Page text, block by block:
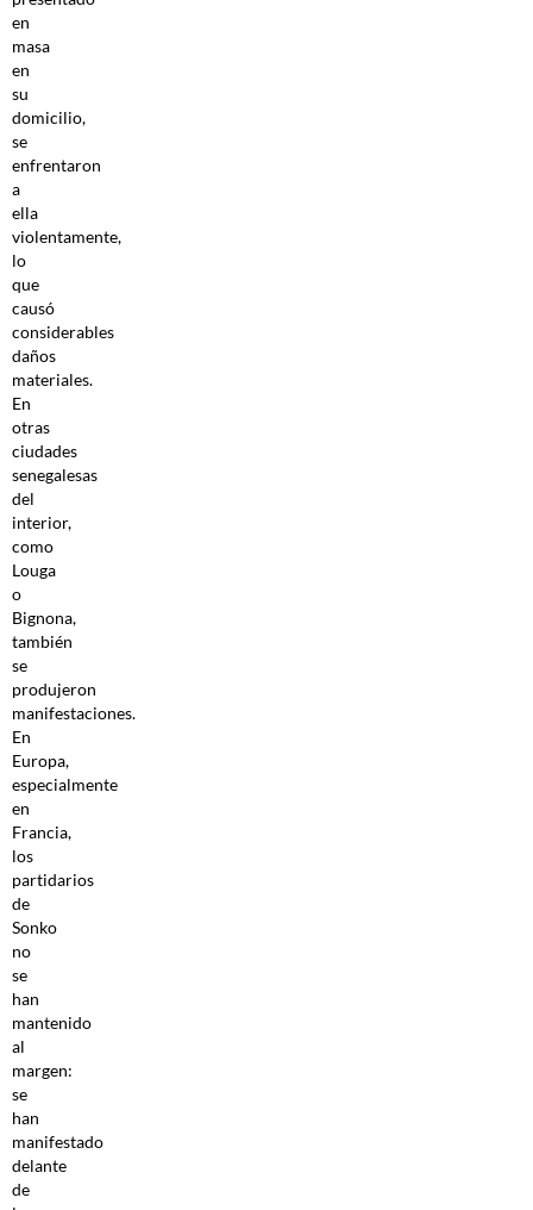
en
masa
en
su
domicilio,
se
enfrentaron
a
ella
violentamente,
lo
que
causó
considerables
daños
materiales.
En
otras
ciudades
senegalesas
del
interior,
como
Louga
o
Bignona,
también
se
produjeron
manifestaciones.
En
Europa,
especialmente
en
Francia,
los
partidarios
de
Sonko
no
se
han
mantenido
al
margen:
se
han
manifestado
delante
de